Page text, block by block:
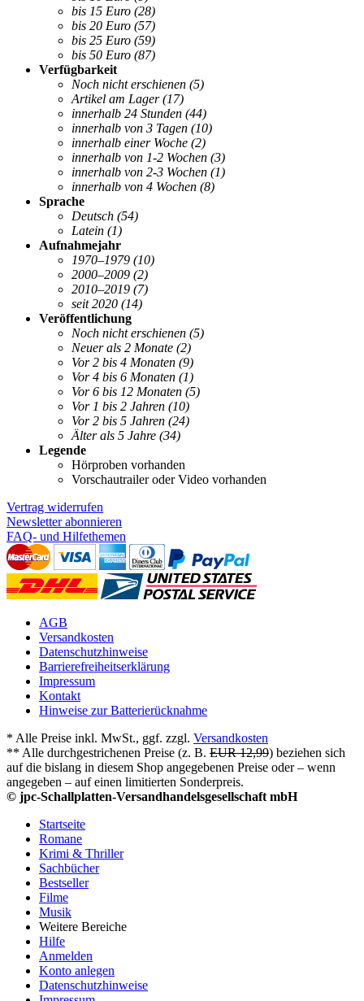
bis 15 Euro (28)
bis 20 Euro (57)
bis 25 Euro (59)
bis 50 Euro (87)
Verfügbarkeit
Noch nicht erschienen (5)
Artikel am Lager (17)
innerhalb 24 Stunden (44)
innerhalb von 3 Tagen (10)
innerhalb einer Woche (2)
innerhalb von 1-2 Wochen (3)
innerhalb von 2-3 Wochen (1)
innerhalb von 4 Wochen (8)
Sprache
Deutsch (54)
Latein (1)
Aufnahmejahr
1970–1979 (10)
2000–2009 (2)
2010–2019 (7)
seit 2020 (14)
Veröffentlichung
Noch nicht erschienen (5)
Neuer als 2 Monate (2)
Vor 2 bis 4 Monaten (9)
Vor 4 bis 6 Monaten (1)
Vor 6 bis 12 Monaten (5)
Vor 1 bis 2 Jahren (10)
Vor 2 bis 5 Jahren (24)
Älter als 5 Jahre (34)
Legende
Hörproben vorhanden
Vorschautrailer oder Video vorhanden
Vertrag widerrufen
Newsletter abonnieren
FAQ- und Hilfethemen
AGB
Versandkosten
Datenschutzhinweise
Barrierefreiheitserklärung
Impressum
Kontakt
Hinweise zur Batterierücknahme
* Alle Preise inkl. MwSt., ggf. zzgl. Versandkosten
** Alle durchgestrichenen Preise (z. B. EUR 12,99) beziehen sich
auf die bislang in diesem Shop angegebenen Preise oder – wenn
angegeben – auf einen limitierten Sonderpreis.
© jpc-Schallplatten-Versandhandelsgesellschaft mbH
Startseite
Romane
Krimi & Thriller
Sachbücher
Bestseller
Filme
Musik
Weitere Bereiche
Hilfe
Anmelden
Konto anlegen
Datenschutzhinweise